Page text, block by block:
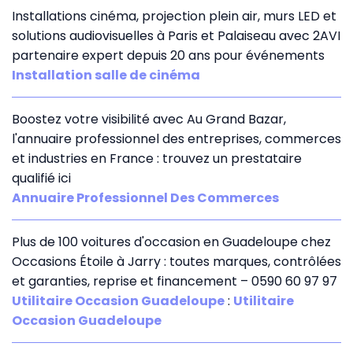
Installations cinéma, projection plein air, murs LED et
solutions audiovisuelles à Paris et Palaiseau avec 2AVI
partenaire expert depuis 20 ans pour événements
Installation salle de cinéma
Boostez votre visibilité avec Au Grand Bazar,
l'annuaire professionnel des entreprises, commerces
et industries en France : trouvez un prestataire
qualifié ici
Annuaire Professionnel Des Commerces
Plus de 100 voitures d'occasion en Guadeloupe chez
Occasions Étoile à Jarry : toutes marques, contrôlées
et garanties, reprise et financement – 0590 60 97 97
Utilitaire Occasion Guadeloupe: Utilitaire
Occasion Guadeloupe